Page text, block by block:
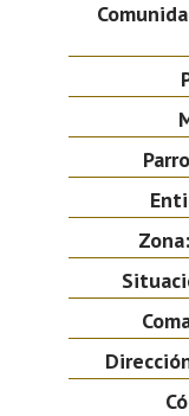
Zona: